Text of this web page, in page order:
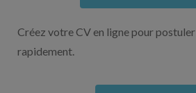
Créez votre CV en ligne pour postuler
rapidement.